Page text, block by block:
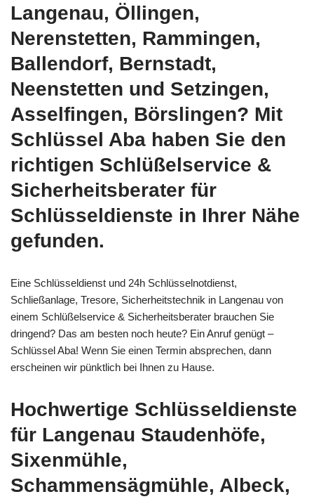
Langenau, Öllingen,
Nerenstetten, Rammingen,
Ballendorf, Bernstadt,
Neenstetten und Setzingen,
Asselfingen, Börslingen? Mit
Schlüssel Aba haben Sie den
richtigen Schlüßelservice &
Sicherheitsberater für
Schlüsseldienste in Ihrer Nähe
gefunden.
Eine Schlüsseldienst und 24h Schlüsselnotdienst,
Schließanlage, Tresore, Sicherheitstechnik in Langenau von
einem Schlüßelservice & Sicherheitsberater brauchen Sie
dringend? Das am besten noch heute? Ein Anruf genügt –
Schlüssel Aba! Wenn Sie einen Termin absprechen, dann
erscheinen wir pünktlich bei Ihnen zu Hause.
Hochwertige Schlüsseldienste
für Langenau Staudenhöfe,
Sixenmühle,
Schammensägmühle, Albeck,